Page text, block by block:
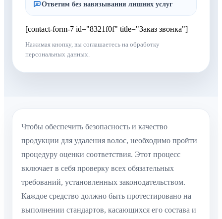
Ответим без навязывания лишних услуг
[contact-form-7 id="8321f0f" title="Заказ звонка"]
Нажимая кнопку, вы соглашаетесь на обработку
персональных данных.
Чтобы обеспечить безопасность и качество
продукции для удаления волос, необходимо пройти
процедуру оценки соответствия. Этот процесс
включает в себя проверку всех обязательных
требований, установленных законодательством.
Каждое средство должно быть протестировано на
выполнении стандартов, касающихся его состава и